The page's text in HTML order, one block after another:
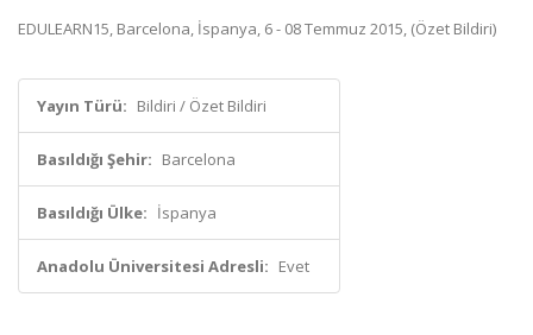
EDULEARN15, Barcelona, İspanya, 6 - 08 Temmuz 2015, (Özet Bildiri)
Yayın Türü: Bildiri / Özet Bildiri
Basıldığı Şehir: Barcelona
Basıldığı Ülke: İspanya
Anadolu Üniversitesi Adresli: Evet